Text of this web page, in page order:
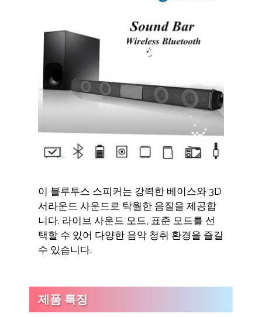
이 블루투스 스피커는 강력한 베이스와 3D
서라운드 사운드로 탁월한 음질을 제공합
니다. 라이브 사운드 모드, 표준 모드를 선
택할 수 있어 다양한 음악 청취 환경을 즐길
수 있습니다.
제품 특징